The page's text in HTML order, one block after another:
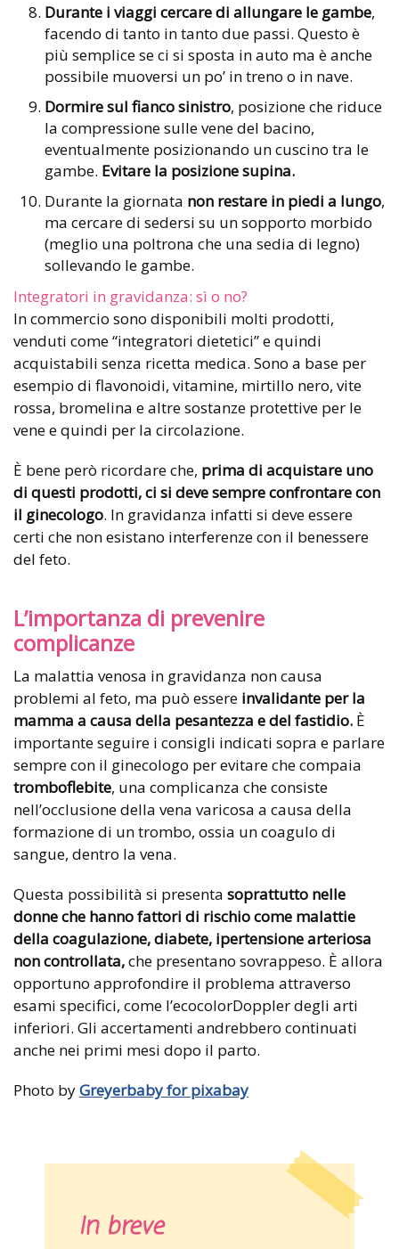
Durante i viaggi cercare di allungare le gambe,
facendo di tanto in tanto due passi. Questo è
più semplice se ci si sposta in auto ma è anche
possibile muoversi un po’ in treno o in nave.
Dormire sul fianco sinistro, posizione che riduce
la compressione sulle vene del bacino,
eventualmente posizionando un cuscino tra le
gambe. Evitare la posizione supina.
Durante la giornata non restare in piedi a lungo,
ma cercare di sedersi su un sopporto morbido
(meglio una poltrona che una sedia di legno)
sollevando le gambe.
Integratori in gravidanza: sì o no?
In commercio sono disponibili molti prodotti,
venduti come “integratori dietetici” e quindi
acquistabili senza ricetta medica. Sono a base per
esempio di flavonoidi, vitamine, mirtillo nero, vite
rossa, bromelina e altre sostanze protettive per le
vene e quindi per la circolazione.
È bene però ricordare che, prima di acquistare uno
di questi prodotti, ci si deve sempre confrontare con
il ginecologo. In gravidanza infatti si deve essere
certi che non esistano interferenze con il benessere
del feto.
L’importanza di prevenire
complicanze
La malattia venosa in gravidanza non causa
problemi al feto, ma può essere invalidante per la
mamma a causa della pesantezza e del fastidio. È
importante seguire i consigli indicati sopra e parlare
sempre con il ginecologo per evitare che compaia
tromboflebite, una complicanza che consiste
nell’occlusione della vena varicosa a causa della
formazione di un trombo, ossia un coagulo di
sangue, dentro la vena.
Questa possibilità si presenta soprattutto nelle
donne che hanno fattori di rischio come malattie
della coagulazione, diabete, ipertensione arteriosa
non controllata,che presentano sovrappeso. È allora
opportuno approfondire il problema attraverso
esami specifici, come l’ecocolorDoppler degli arti
inferiori. Gli accertamenti andrebbero continuati
anche nei primi mesi dopo il parto.
Photo byGreyerbaby for pixabay
In breve